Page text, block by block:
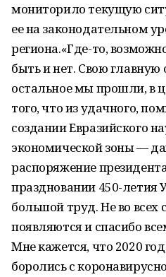
мониторило текущую
ее на законодательном
региона.«Где-то,
быть и нет. Свою главную
остальное мы прошли, в
того, что из удачного,
создании Евразийского
экономической зоны —
распоряжение
праздновании 450-
большой труд. Не во всех
появляются и спасибо
Мне кажется, что 2020
боролись с